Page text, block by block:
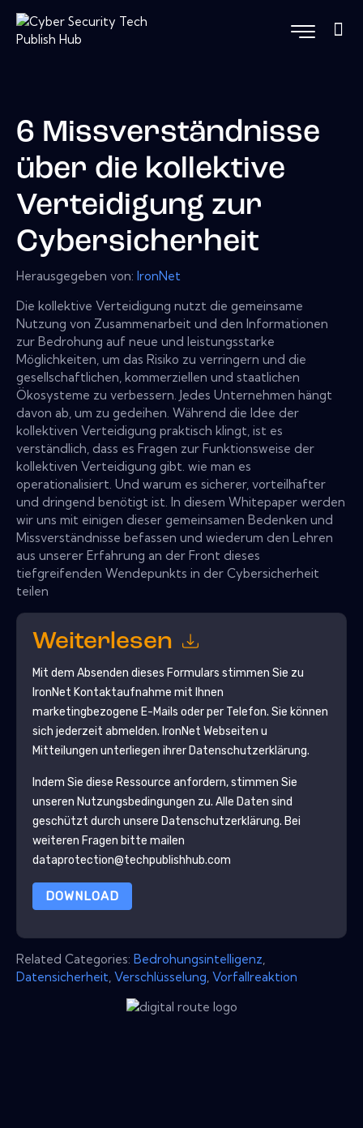
6 Missverständnisse
über die kollektive
Verteidigung zur
Cybersicherheit
Herausgegeben von: IronNet
Die kollektive Verteidigung nutzt die gemeinsame
Nutzung von Zusammenarbeit und den Informationen
zur Bedrohung auf neue und leistungsstarke
Möglichkeiten, um das Risiko zu verringern und die
gesellschaftlichen, kommerziellen und staatlichen
Ökosysteme zu verbessern. Jedes Unternehmen hängt
davon ab, um zu gedeihen. Während die Idee der
kollektiven Verteidigung praktisch klingt, ist es
verständlich, dass es Fragen zur Funktionsweise der
kollektiven Verteidigung gibt. wie man es
operationalisiert. Und warum es sicherer, vorteilhafter
und dringend benötigt ist. In diesem Whitepaper werden
wir uns mit einigen dieser gemeinsamen Bedenken und
Missverständnisse befassen und wiederum den Lehren
aus unserer Erfahrung an der Front dieses
tiefgreifenden Wendepunkts in der Cybersicherheit
teilen
Weiterlesen
Mit dem Absenden dieses Formulars stimmen Sie zu
IronNet Kontaktaufnahme mit Ihnen
marketingbezogene E-Mails oder per Telefon. Sie können
sich jederzeit abmelden. IronNet Webseiten u
Mitteilungen unterliegen ihrer Datenschutzerklärung.
Indem Sie diese Ressource anfordern, stimmen Sie
unseren Nutzungsbedingungen zu. Alle Daten sind
geschützt durch unsere Datenschutzerklärung. Bei
weiteren Fragen bitte mailen
dataprotection@techpublishhub.com
DOWNLOAD
Related Categories: Bedrohungsintelligenz
Datensicherheit Verschlüsselung Vorfallreaktion